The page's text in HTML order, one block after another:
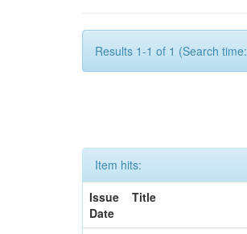
Results 1-1 of 1 (Search
Item hits:
Issue
Date
Title